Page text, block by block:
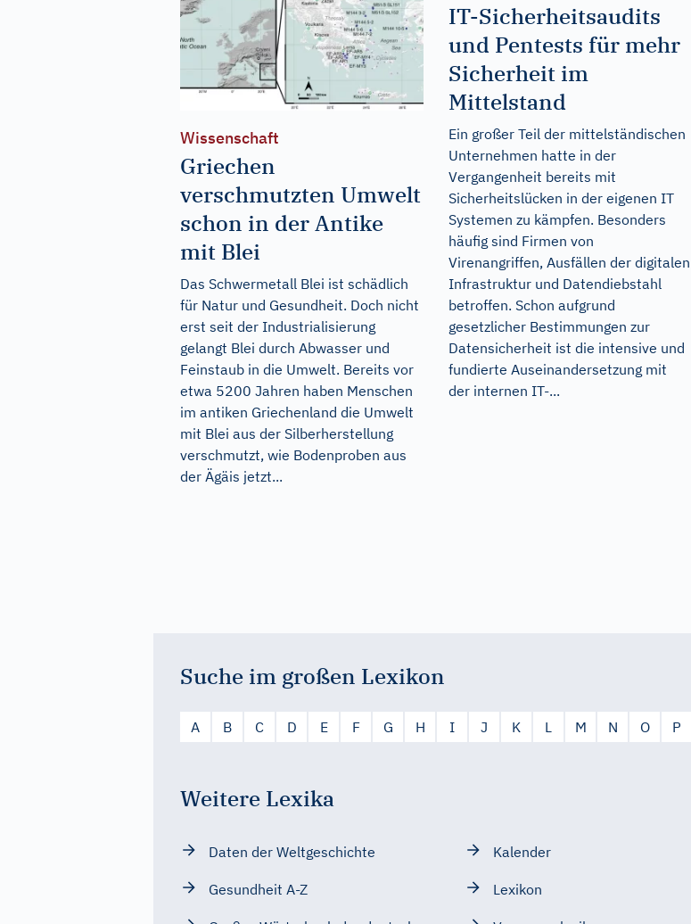
Wissenschaft
Griechen
verschmutzten Umwelt
schon in der Antike
mit Blei
Das Schwermetall Blei ist schädlich
für Natur und Gesundheit. Doch nicht
erst seit der Industrialisierung
gelangt Blei durch Abwasser und
Feinstaub in die Umwelt. Bereits vor
etwa 5200 Jahren haben Menschen
im antiken Griechenland die Umwelt
mit Blei aus der Silberherstellung
verschmutzt, wie Bodenproben aus
der Ägäis jetzt...
IT-Sicherheitsaudits
und Pentests für mehr
Sicherheit im
Mittelstand
Ein großer Teil der mittelständischen
Unternehmen hatte in der
Vergangenheit bereits mit
Sicherheitslücken in der eigenen IT
Systemen zu kämpfen. Besonders
häufig sind Firmen von
Virenangriffen, Ausfällen der digitalen
Infrastruktur und Datendiebstahl
betroffen. Schon aufgrund
gesetzlicher Bestimmungen zur
Datensicherheit ist die intensive und
fundierte Auseinandersetzung mit
der internen IT-...
Suche im großen Lexikon
A B C D E F G H I J K L M N O P
Weitere Lexika
Daten der Weltgeschichte
Gesundheit A-Z
Kalender
Lexikon